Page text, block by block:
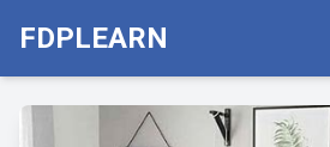
FDPLEARN